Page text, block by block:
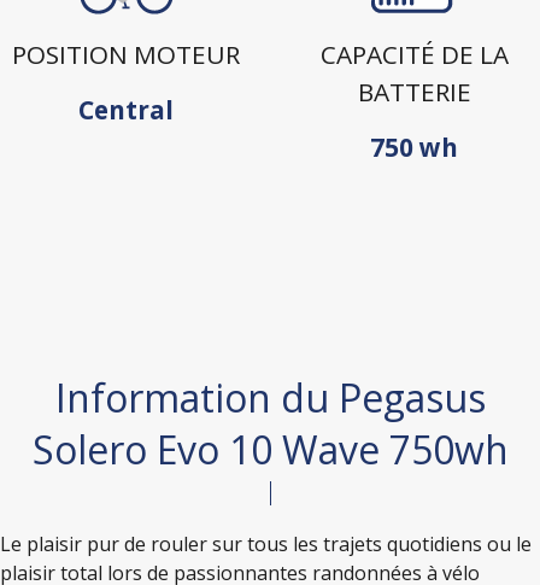
POSITION MOTEUR
Central
CAPACITÉ DE LA
BATTERIE
750 wh
Information du Pegasus
Solero Evo 10 Wave 750wh
Le plaisir pur de rouler sur tous les trajets quotidiens ou le
plaisir total lors de passionnantes randonnées à vélo